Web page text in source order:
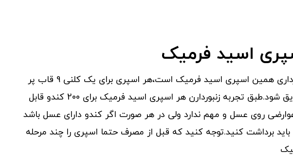
اسید فرمیک
یکی از راحتترین ضد کنه های زنبورداری همین اسپری اسید فرمیک است،هر اسپری برای یک کلنی 9 قاب پر
جمیعت باید به مدت یک ثانیه تزریق شود.طبق تجربه زنبوردارن هر اسپری اسید فرمیک برای 200 کندو قابل
روی عسل و مهم ندارد ولی در هر صورت اگر کندو دارای عسل باشد
کنه کشی باید برداشت کنید.توجه کنید که قبل از مصرف حتما اسپری را چند مرحله